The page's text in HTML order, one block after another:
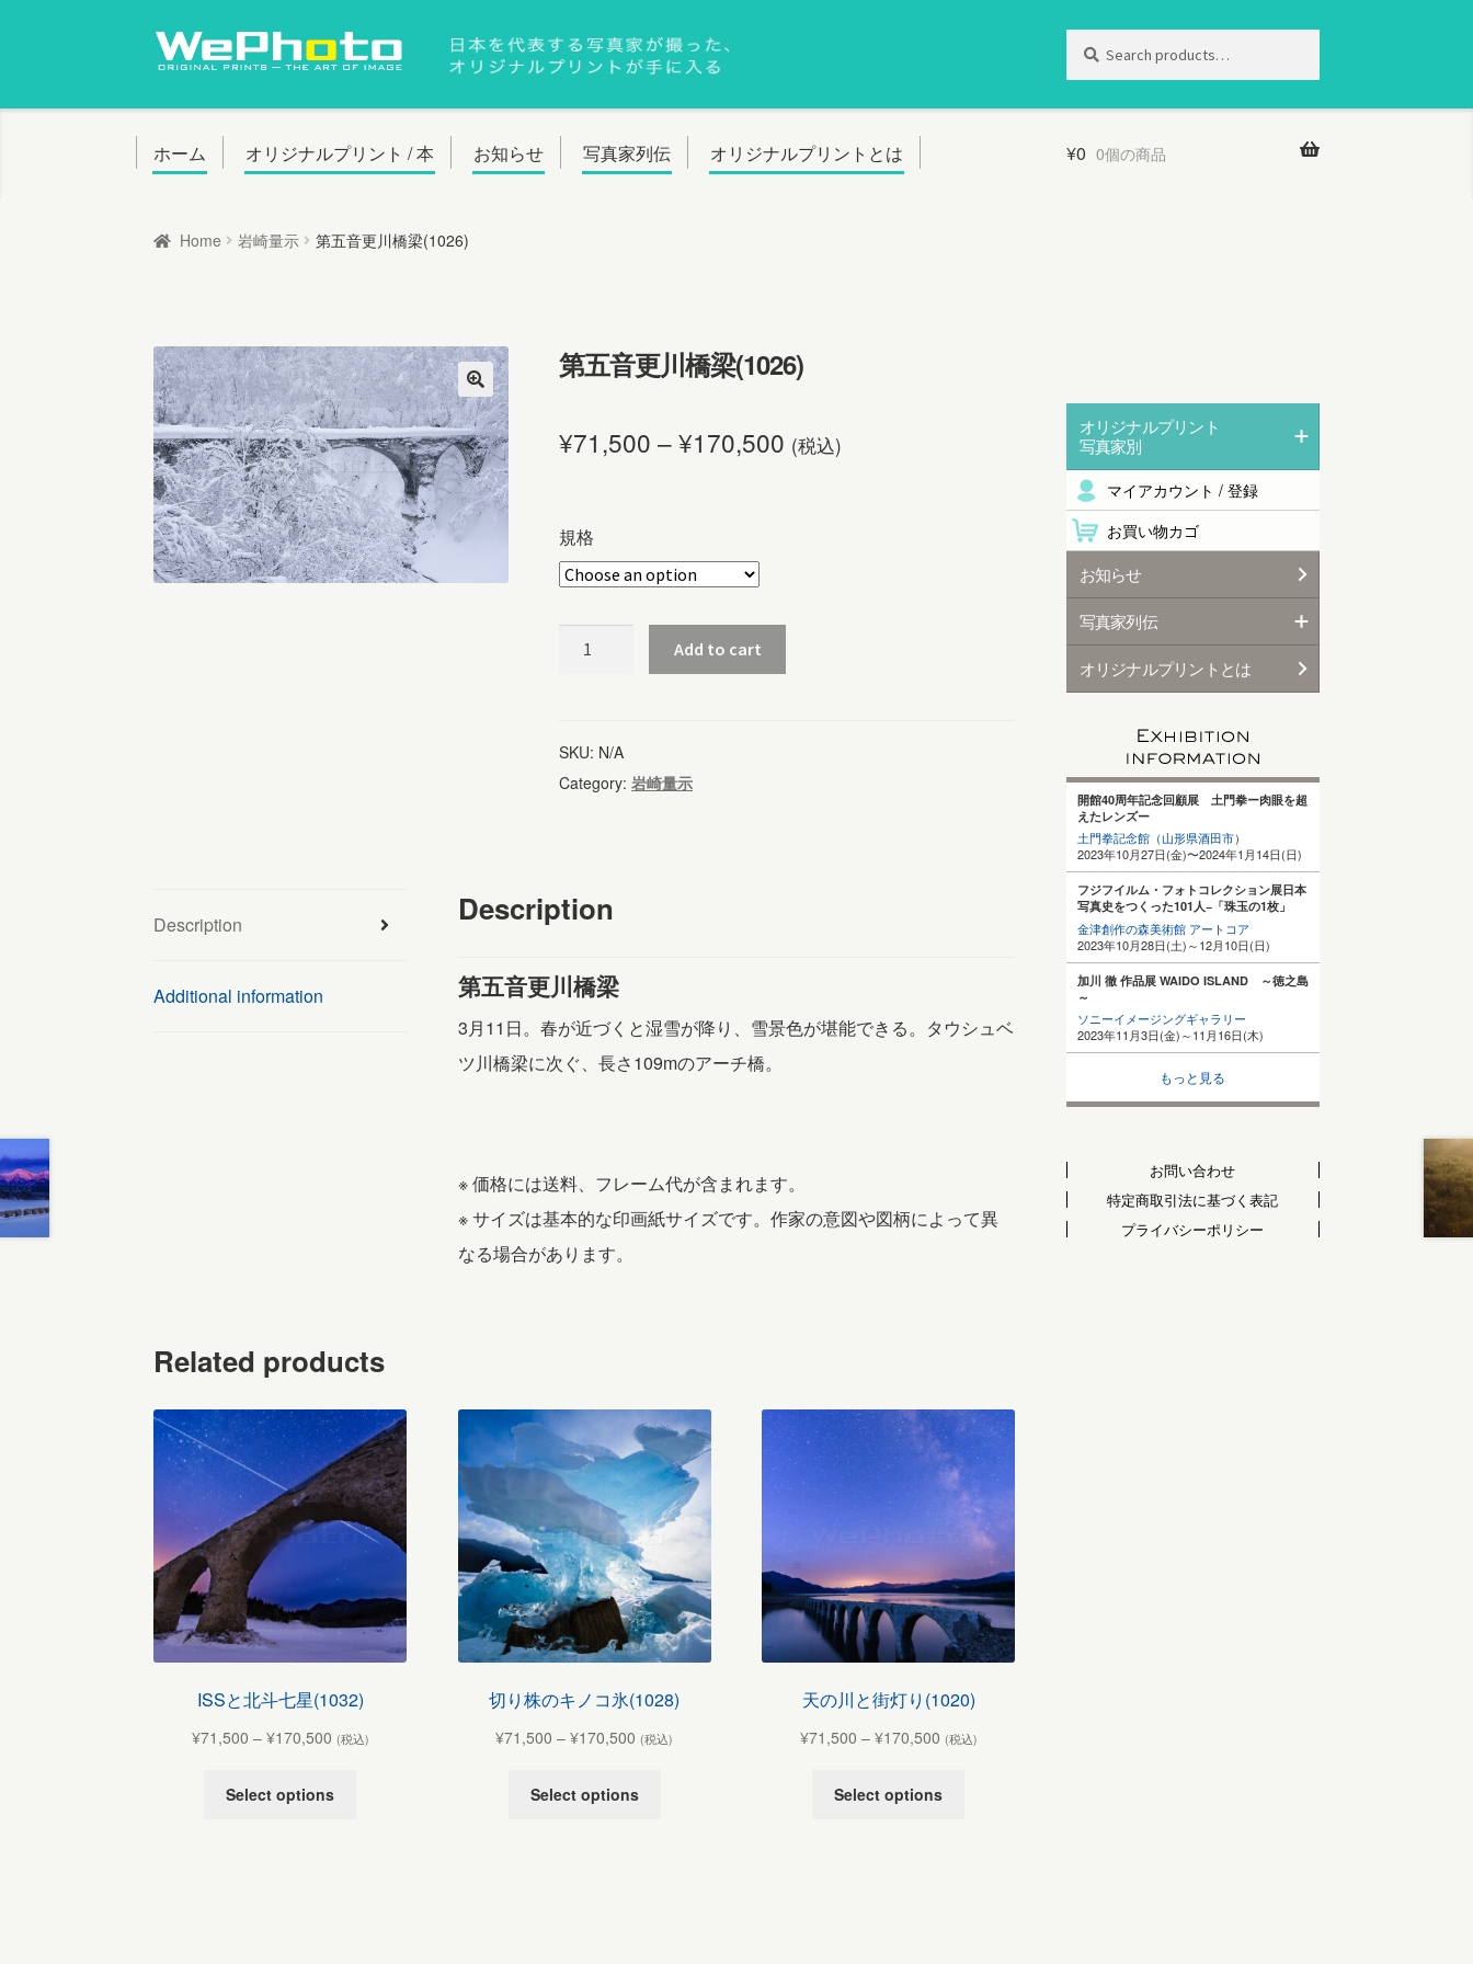
ナ
ゲ
ー
ン
キ
ッ
プ
コ
テ
ン
ス
プ
Search
for:
ホーム オリジナルプリント / 本 お知らせ 写真家列伝 オリジナルプリントとは ¥0 0個の商品
Home 岩崎量示 第五音更川橋梁(1026)
第五音更川橋梁(1026)
¥71,500 –¥170,500 (税込)
規格
更
川
quantity
Add to cart
SKU: N/A
Category:岩崎量示
Description
Additional information
Description
第五音更川橋梁
3月11日。春が近づくと湿雪が降り、雪景色が堪能できる。タウシュベ
ツ川橋梁に次ぐ、長さ109mのアーチ橋。
※ 価格には送料、フレーム代が含まれます。
※ サイズは基本的な印画紙サイズです。作家の意図や図柄によって異
なる場合があります。
Related products
ISSと北斗七星(1032)
¥71,500 – ¥170,500 (税込)
Select options
切り株のキノコ氷(1028)
¥71,500 –¥170,500 (税込)
Select options
天の川と街灯り(1020)
¥71,500 – ¥170,500 (税込)
Select options
オリジナルプリント
写真家別
マイアカウント / 登録
お買い物カゴ
お知らせ
写真家列伝
オリジナルプリントとは
開館40周年記念回顧展 土門拳ー肉眼を超
えたレンズー
土門拳記念館（山形県酒田市）
2023年10月27日(金)〜2024年1月14日(日)
フジフイルム・フォトコレクション展日本
写真史をつくった101人−「珠玉の1枚」
金津創作の森美術館 アートコア
2023年10月28日(土)～12月10日(日)
加川 徹 作品展 WAIDO ISLAND ～徳之島
～
ソニーイメージングギャラリー
2023年11月3日(金)～11月16日(木)
もっと見る
お問い合わせ
特定商取引法に基づく表記
プライバシーポリシー